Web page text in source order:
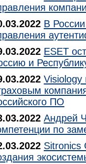
В
ESET
и
Visiology
ПО
Андрей
по
Sitronics